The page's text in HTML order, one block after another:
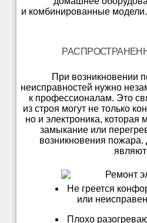
и комбинированные
При возникновении
неисправностей нужно
к профессионалам. Это
из строя могут не только
но и электроника, которая
замыкание или
возникновения
Не греется
или
Плохо